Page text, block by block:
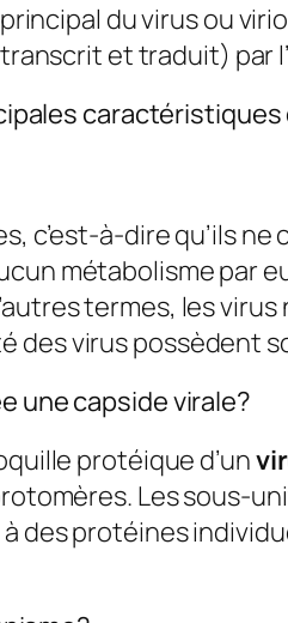
du virus ou
et traduit) par
caractéristiques
c’est-à-dire qu’ils
métabolisme par
termes, les
des virus possèdent
une capside virale?
protéique d’un
Les sous-
des protéines